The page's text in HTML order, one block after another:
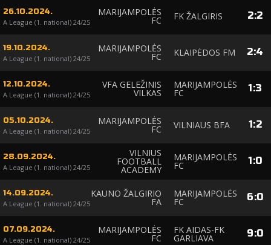
26.10.2024.
A League (1. national) 24/25
MARIJAMPOLĖS
FC FK ŽALGIRIS 2:2
19.10.2024.
A League (1. national) 24/25
MARIJAMPOLĖS
FC KLAIPĖDOS FM 2:4
12.10.2024.
A League (1. national) 24/25
VFA GELEŽINIS
VILKAS
MARIJAMPOLĖS
FC 1:3
05.10.2024.
A League (1. national) 24/25
MARIJAMPOLĖS
FC VILNIAUS BFA 1:2
28.09.2024.
A League (1. national) 24/25
VILNIUS
FOOTBALL
ACADEMY
MARIJAMPOLĖS
FC 1:0
14.09.2024.
A League (1. national) 24/25
KAUNO ŽALGIRIO
FA
MARIJAMPOLĖS
FC 6:0
07.09.2024.
A League (1. national) 24/25
MARIJAMPOLĖS
FC
FK AIDAS-FK
GARLIAVA 9:0